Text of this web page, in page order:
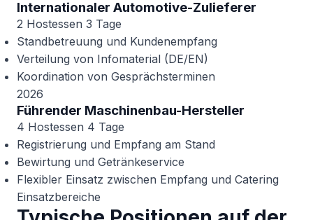
Internationaler Automotive-Zulieferer
2 Hostessen 3 Tage
Standbetreuung und Kundenempfang
Verteilung von Infomaterial (DE/EN)
Koordination von Gesprächsterminen
2026
Führender Maschinenbau-Hersteller
4 Hostessen 4 Tage
Registrierung und Empfang am Stand
Bewirtung und Getränkeservice
Flexibler Einsatz zwischen Empfang und Catering
Einsatzbereiche